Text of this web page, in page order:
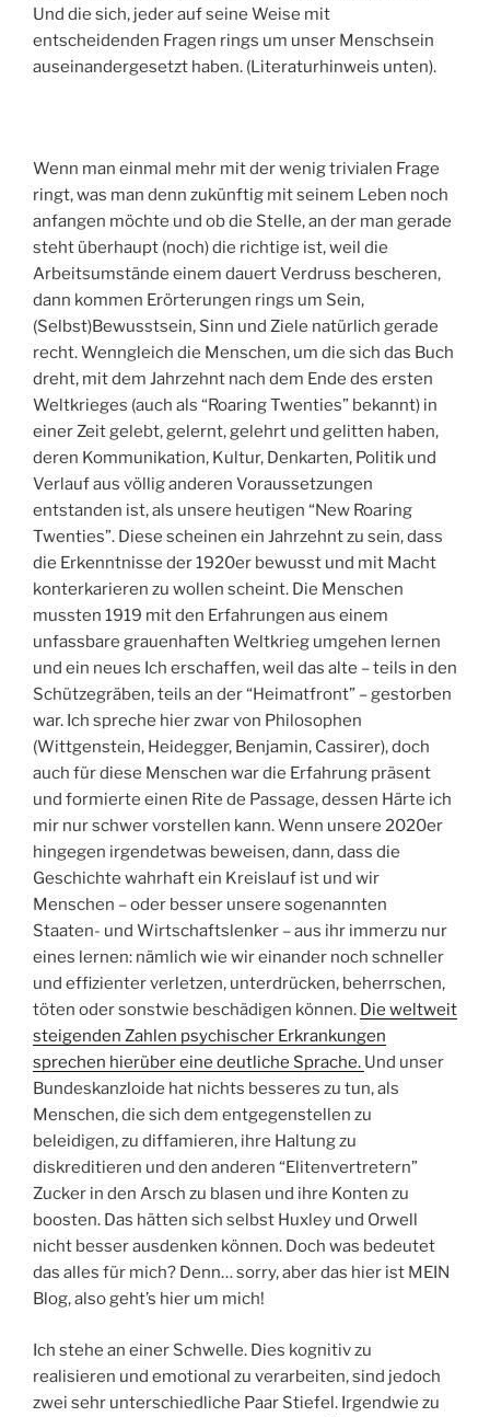
Und die sich, jeder auf seine Weise mit
entscheidenden Fragen rings um unser Menschsein
auseinandergesetzt haben. (Literaturhinweis unten).
Wenn man einmal mehr mit der wenig trivialen Frage
ringt, was man denn zukünftig mit seinem Leben noch
anfangen möchte und ob die Stelle, an der man gerade
steht überhaupt (noch) die richtige ist, weil die
Arbeitsumstände einem dauert Verdruss bescheren,
dann kommen Erörterungen rings um Sein,
(Selbst)Bewusstsein, Sinn und Ziele natürlich gerade
recht. Wenngleich die Menschen, um die sich das Buch
dreht, mit dem Jahrzehnt nach dem Ende des ersten
Weltkrieges (auch als “Roaring Twenties” bekannt) in
einer Zeit gelebt, gelernt, gelehrt und gelitten haben,
deren Kommunikation, Kultur, Denkarten, Politik und
Verlauf aus völlig anderen Voraussetzungen
entstanden ist, als unsere heutigen “New Roaring
Twenties”. Diese scheinen ein Jahrzehnt zu sein, dass
die Erkenntnisse der 1920er bewusst und mit Macht
konterkarieren zu wollen scheint. Die Menschen
mussten 1919 mit den Erfahrungen aus einem
unfassbare grauenhaften Weltkrieg umgehen lernen
und ein neues Ich erschaffen, weil das alte – teils in den
Schützegräben, teils an der “Heimatfront” – gestorben
war. Ich spreche hier zwar von Philosophen
(Wittgenstein, Heidegger, Benjamin, Cassirer), doch
auch für diese Menschen war die Erfahrung präsent
und formierte einen Rite de Passage, dessen Härte ich
mir nur schwer vorstellen kann. Wenn unsere 2020er
hingegen irgendetwas beweisen, dann, dass die
Geschichte wahrhaft ein Kreislauf ist und wir
Menschen – oder besser unsere sogenannten
Staaten- und Wirtschaftslenker – aus ihr immerzu nur
eines lernen: nämlich wie wir einander noch schneller
und effizienter verletzen, unterdrücken, beherrschen,
töten oder sonstwie beschädigen können. Die weltweit
steigenden Zahlen psychischer Erkrankungen
sprechen hierüber eine deutliche Sprache. Und unser
Bundeskanzloide hat nichts besseres zu tun, als
Menschen, die sich dem entgegenstellen zu
beleidigen, zu diffamieren, ihre Haltung zu
diskreditieren und den anderen “Elitenvertretern”
Zucker in den Arsch zu blasen und ihre Konten zu
boosten. Das hätten sich selbst Huxley und Orwell
nicht besser ausdenken können. Doch was bedeutet
das alles für mich? Denn… sorry, aber das hier ist MEIN
Blog, also geht’s hier um mich!
Ich stehe an einer Schwelle. Dies kognitiv zu
realisieren und emotional zu verarbeiten, sind jedoch
zwei sehr unterschiedliche Paar Stiefel. Irgendwie zu